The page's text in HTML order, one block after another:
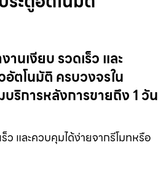
นเงียบ รวดเร็ว และ
ตโนมัติ ครบวงจรใน
ริการหลังการขายถึง 1 วัน
ว และควบคุมได้ง่ายจากรีโมทหรือ